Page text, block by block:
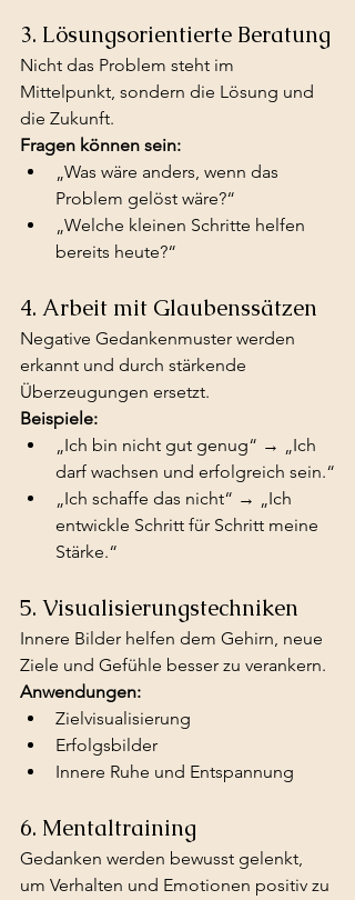
3. Lösungsorientierte Beratung
Nicht das Problem steht im
Mittelpunkt, sondern die Lösung und
die Zukunft.
Fragen können sein:
„Was wäre anders, wenn das
Problem gelöst wäre?“
„Welche kleinen Schritte helfen
bereits heute?“
4. Arbeit mit Glaubenssätzen
Negative Gedankenmuster werden
erkannt und durch stärkende
Überzeugungen ersetzt.
Beispiele:
„Ich bin nicht gut genug“ → „Ich
darf wachsen und erfolgreich sein.“
„Ich schaffe das nicht“ → „Ich
entwickle Schritt für Schritt meine
Stärke.“
5. Visualisierungstechniken
Innere Bilder helfen dem Gehirn, neue
Ziele und Gefühle besser zu verankern.
Anwendungen:
Zielvisualisierung
Erfolgsbilder
Innere Ruhe und Entspannung
6. Mentaltraining
Gedanken werden bewusst gelenkt,
um Verhalten und Emotionen positiv zu